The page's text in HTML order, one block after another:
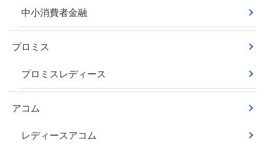
中小消費者金融
プロミス
プロミスレディース
アコム
レディースアコム